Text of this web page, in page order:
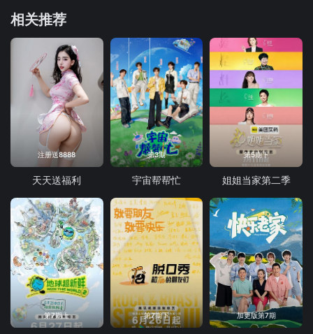
相关推荐
注册送8888
天天送福利
第3期
宇宙帮帮忙
第5期下
姐姐当家第二季
第7期上 第7期下 加更版第7期